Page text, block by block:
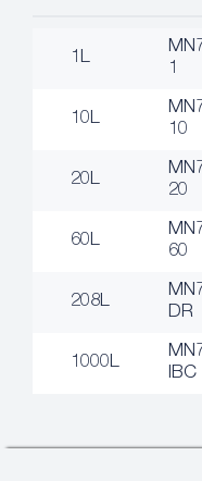
1L
1
10L
10
20L
20
60L
60
208L
DR
1000L
IBC